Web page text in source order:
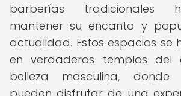
barberías tradicionales
mantener su encanto y
actualidad. Estos espacios se
en verdaderos templos
belleza masculina, donde